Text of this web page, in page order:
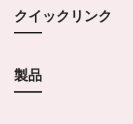
クイックリンク
製品